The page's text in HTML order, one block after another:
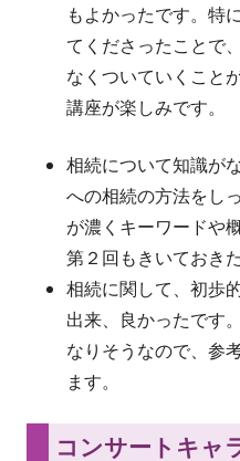
もよかったです。特
てくださったことで
なくついていくこと
講座が楽しみです。
相続について知識が
への相続の方法をし
が濃くキーワードや
第２回もきいておき
相続に関して、初歩
出来、良かったです
なりそうなので、参
ます。
コンサートキ